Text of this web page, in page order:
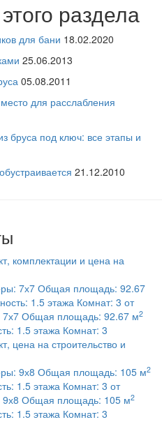
раздела
для бани 18.02.2020
25.06.2013
05.08.2011
для расслабления
бруса под ключ: все этапы и
21.12.2010
7х7 Общая площадь: 92.67
1.5 этажа Комнат: 3 от
7х7 Общая площадь: 92.67 м2
1.5 этажа Комнат: 3
9х8 Общая площадь: 105 м2
1.5 этажа Комнат: 3 от
9х8 Общая площадь: 105 м2
1.5 этажа Комнат: 3